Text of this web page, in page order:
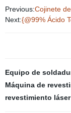
Previous:Cojinete
Next:{@99% Ácido
Equipo de
Máquina de
revestimiento